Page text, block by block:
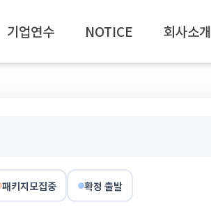
기업연수 NOTICE 회사소개
패키지모집중 확정 출발